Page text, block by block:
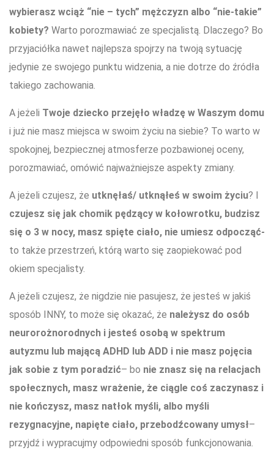
wybierasz wciąż “nie – tych” mężczyzn albo “nie-takie”
kobiety? Warto porozmawiać ze specjalistą. Dlaczego? Bo
przyjaciółka nawet najlepsza spojrzy na twoją sytuację
jedynie ze swojego punktu widzenia, a nie dotrze do źródła
takiego zachowania.
A jeżeli Twoje dziecko przejęło władzę w Waszym domu
i już nie masz miejsca w swoim życiu na siebie? To warto w
spokojnej, bezpiecznej atmosferze pozbawionej oceny,
porozmawiać, omówić najważniejsze aspekty zmiany.
A jeżeli czujesz, że utknęłaś/ utknąłeś w swoim życiu? I
czujesz się jak chomik pędzący w kołowrotku, budzisz
się o 3 w nocy, masz spięte ciało, nie umiesz odpocząć-
to także przestrzeń, którą warto się zaopiekować pod
okiem specjalisty.
A jeżeli czujesz, że nigdzie nie pasujesz, że jesteś w jakiś
sposób INNY, to może się okazać, że należysz do osób
neurorożnorodnych i jesteś osobą w spektrum
autyzmu lub mającą ADHD lub ADD i nie masz pojęcia
jak sobie z tym poradzić– bo nie znasz się na relacjach
społecznych, masz wrażenie, że ciągle coś zaczynasz i
nie kończysz, masz natłok myśli, albo myśli
rezygnacyjne, napięte ciało, przebodźcowany umysł–
przyjdź i wypracujmy odpowiedni sposób funkcjonowania.